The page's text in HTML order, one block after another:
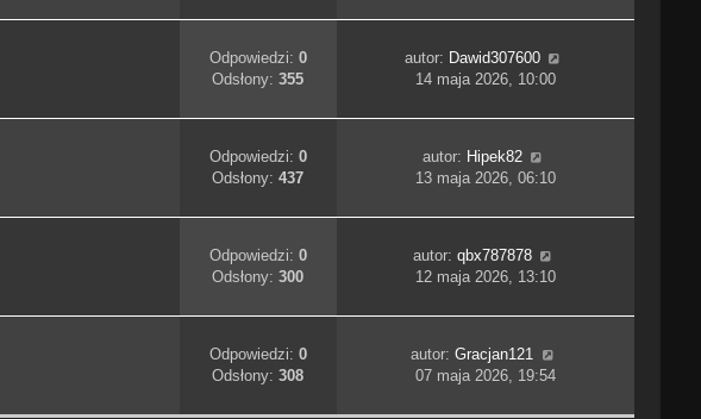
Odpowiedzi: 0
Odsłony:355
autor: Dawid307600
14 maja 2026, 10:00
Odpowiedzi: 0
Odsłony:437
autor: Hipek82
13 maja 2026, 06:10
Odpowiedzi: 0
Odsłony:300
autor: qbx787878
12 maja 2026, 13:10
Odpowiedzi: 0
Odsłony:308
autor:Gracjan121
07 maja 2026, 19:54